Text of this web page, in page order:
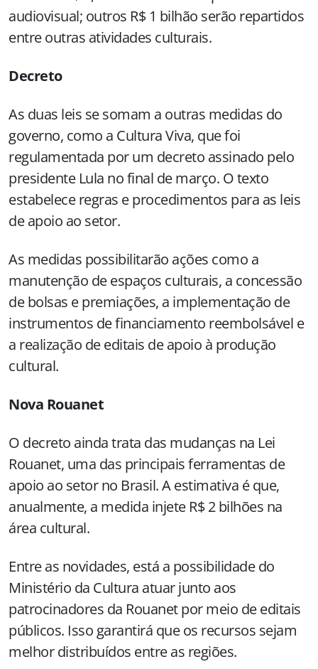
audiovisual; outros R$ 1 bilhão serão repartidos
entre outras atividades culturais.
Decreto
As duas leis se somam a outras medidas do
governo, como a Cultura Viva, que foi
regulamentada por um decreto assinado pelo
presidente Lula no final de março. O texto
estabelece regras e procedimentos para as leis
de apoio ao setor.
As medidas possibilitarão ações como a
manutenção de espaços culturais, a concessão
de bolsas e premiações, a implementação de
instrumentos de financiamento reembolsável e
a realização de editais de apoio à produção
cultural.
Nova Rouanet
O decreto ainda trata das mudanças na Lei
Rouanet, uma das principais ferramentas de
apoio ao setor no Brasil. A estimativa é que,
anualmente, a medida injete R$ 2 bilhões na
área cultural.
Entre as novidades, está a possibilidade do
Ministério da Cultura atuar junto aos
patrocinadores da Rouanet por meio de editais
públicos. Isso garantirá que os recursos sejam
melhor distribuídos entre as regiões.